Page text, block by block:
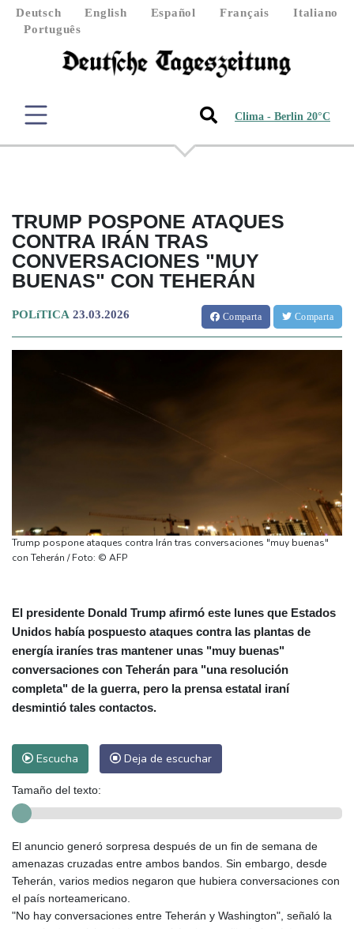
Deutsch English Español Français
Italiano
Português
Clima - Berlin 20°C
TRUMP POSPONE ATAQUES
CONTRA IRÁN TRAS
CONVERSACIONES "MUY
BUENAS" CON TEHERÁN
POLíTICA 23.03.2026 Comparta Comparta
Trump pospone ataques contra Irán tras conversaciones "muy buenas"
con Teherán / Foto: © AFP
El presidente Donald Trump afirmó este lunes que Estados
Unidos había pospuesto ataques contra las plantas de
energía iraníes tras mantener unas "muy buenas"
conversaciones con Teherán para "una resolución
completa" de la guerra, pero la prensa estatal iraní
desmintió tales contactos.
Escucha Deja de escuchar
Tamaño del texto:
El anuncio generó sorpresa después de un fin de semana de
amenazas cruzadas entre ambos bandos. Sin embargo, desde
Teherán, varios medios negaron que hubiera conversaciones con
el país norteamericano.
"No hay conversaciones entre Teherán y Washington", señaló la